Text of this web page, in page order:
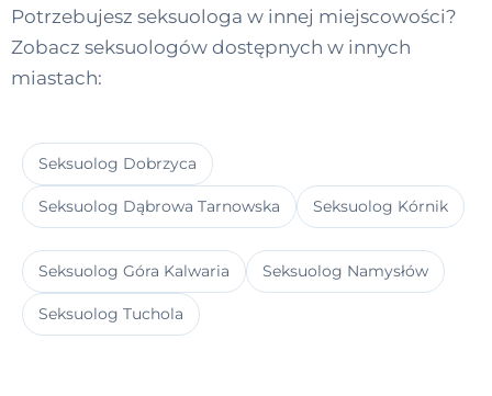
Potrzebujesz seksuologa w innej miejscowości?
Zobacz seksuologów dostępnych w innych
miastach:
Seksuolog Dobrzyca
Seksuolog Dąbrowa Tarnowska Seksuolog Kórnik
Seksuolog Góra Kalwaria Seksuolog Namysłów
Seksuolog Tuchola